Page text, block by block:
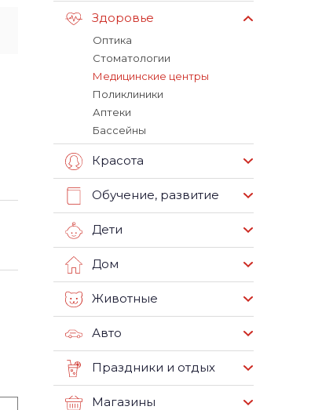
Здоровье
Оптика
Стоматологии
Медицинские центры
Поликлиники
Аптеки
Бассейны
Красота
Обучение, развитие
Дети
Дом
Животные
Авто
Праздники и отдых
Магазины